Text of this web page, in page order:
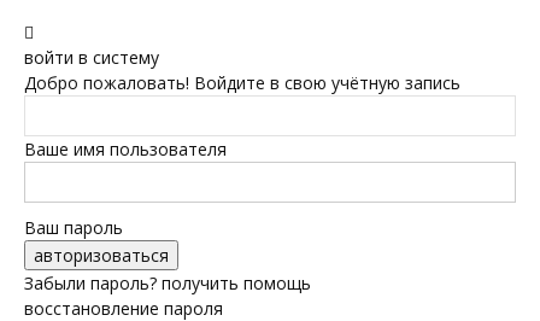
войти в систему
Добро пожаловать! Войдите в свою учётную запись
Ваше имя пользователя
Ваш пароль
Забыли пароль? получить помощь
восстановление пароля